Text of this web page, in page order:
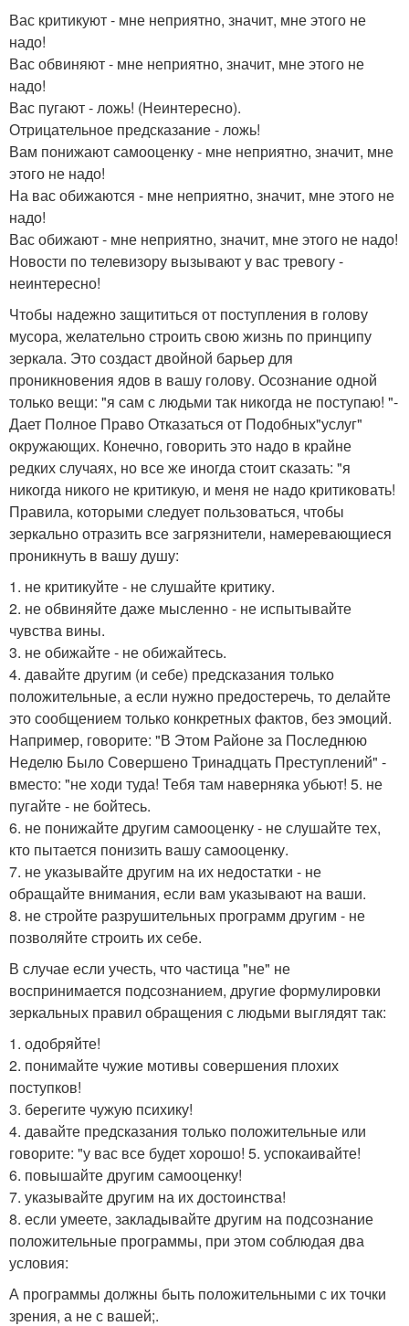
Вас критикуют - мне неприятно, значит, мне этого не
надо!
Вас обвиняют - мне неприятно, значит, мне этого не
надо!
Вас пугают - ложь! (Неинтересно).
Отрицательное предсказание - ложь!
Вам понижают самооценку - мне неприятно, значит, мне
этого не надо!
На вас обижаются - мне неприятно, значит, мне этого не
надо!
Вас обижают - мне неприятно, значит, мне этого не надо!
Новости по телевизору вызывают у вас тревогу -
неинтересно!
Чтобы надежно защититься от поступления в голову
мусора, желательно строить свою жизнь по принципу
зеркала. Это создаст двойной барьер для
проникновения ядов в вашу голову. Осознание одной
только вещи: "я сам с людьми так никогда не поступаю! "-
Дает Полное Право Отказаться от Подобных"услуг"
окружающих. Конечно, говорить это надо в крайне
редких случаях, но все же иногда стоит сказать: "я
никогда никого не критикую, и меня не надо критиковать!
Правила, которыми следует пользоваться, чтобы
зеркально отразить все загрязнители, намеревающиеся
проникнуть в вашу душу:
1. не критикуйте - не слушайте критику.
2. не обвиняйте даже мысленно - не испытывайте
чувства вины.
3. не обижайте - не обижайтесь.
4. давайте другим (и себе) предсказания только
положительные, а если нужно предостеречь, то делайте
это сообщением только конкретных фактов, без эмоций.
Например, говорите: "В Этом Районе за Последнюю
Неделю Было Совершено Тринадцать Преступлений" -
вместо: "не ходи туда! Тебя там наверняка убьют! 5. не
пугайте - не бойтесь.
6. не понижайте другим самооценку - не слушайте тех,
кто пытается понизить вашу самооценку.
7. не указывайте другим на их недостатки - не
обращайте внимания, если вам указывают на ваши.
8. не стройте разрушительных программ другим - не
позволяйте строить их себе.
В случае если учесть, что частица "не" не
воспринимается подсознанием, другие формулировки
зеркальных правил обращения с людьми выглядят так:
1. одобряйте!
2. понимайте чужие мотивы совершения плохих
поступков!
3. берегите чужую психику!
4. давайте предсказания только положительные или
говорите: "у вас все будет хорошо! 5. успокаивайте!
6. повышайте другим самооценку!
7. указывайте другим на их достоинства!
8. если умеете, закладывайте другим на подсознание
положительные программы, при этом соблюдая два
условия:
А программы должны быть положительными с их точки
зрения, а не с вашей;.